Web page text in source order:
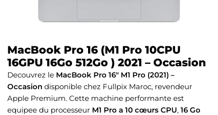
MacBook Pro 16 (M1 Pro 10CPU
16GPU 16Go 512Go ) 2021 – Occasion
Decouvrez le MacBook Pro 16″ M1 Pro (2021) –
Occasion disponible chez Fullpix Maroc, revendeur
Apple Premium. Cette machine performante est
equipee du processeur M1 Pro a 10 cœurs CPU, 16 Go